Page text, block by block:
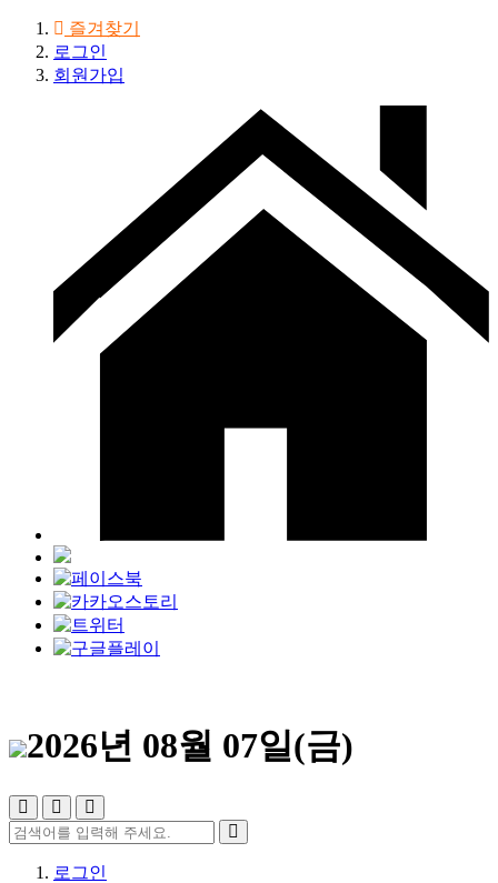
즐겨찾기
로그인
회원가입
2026년 08월 07일(금)
로그인